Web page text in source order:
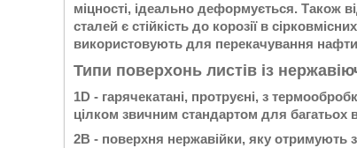
міцності, ідеально деформується. Також
сталей є стійкість до корозії в
використовують для перекачування
Типи поверхонь листів із
1D - гарячекатані, протруєні, з
цілком звичним стандартом для багатьох
2В - поверхня нержавійки, яку отримують